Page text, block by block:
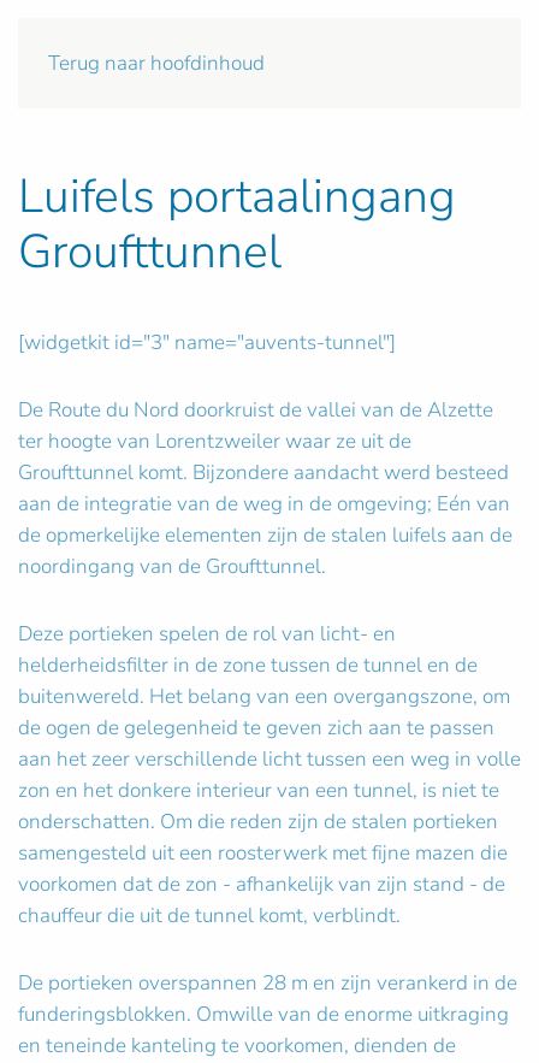
Terug naar hoofdinhoud
Luifels portaalingang
Groufttunnel
[widgetkit id="3" name="auvents-tunnel"]
De Route du Nord doorkruist de vallei van de Alzette
ter hoogte van Lorentzweiler waar ze uit de
Groufttunnel komt. Bijzondere aandacht werd besteed
aan de integratie van de weg in de omgeving; Eén van
de opmerkelijke elementen zijn de stalen luifels aan de
noordingang van de Groufttunnel.
Deze portieken spelen de rol van licht- en
helderheidsfilter in de zone tussen de tunnel en de
buitenwereld. Het belang van een overgangszone, om
de ogen de gelegenheid te geven zich aan te passen
aan het zeer verschillende licht tussen een weg in volle
zon en het donkere interieur van een tunnel, is niet te
onderschatten. Om die reden zijn de stalen portieken
samengesteld uit een roosterwerk met fijne mazen die
voorkomen dat de zon - afhankelijk van zijn stand - de
chauffeur die uit de tunnel komt, verblindt.
De portieken overspannen 28 m en zijn verankerd in de
funderingsblokken. Omwille van de enorme uitkraging
en teneinde kanteling te voorkomen, dienden de